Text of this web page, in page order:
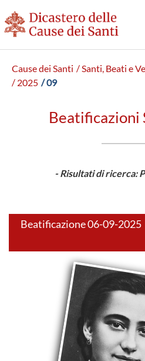
Cause dei Santi / Santi, Beati e
/ 2025 / 09
Beatificazioni
- Risultati di ricerca:
Beatificazione 06-09-2025